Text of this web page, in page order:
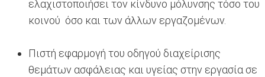
ελαχιστοποιήσει τον κίνδυνο μόλυνσης τόσο του
κοινού όσο και των άλλων εργαζομένων.
Πιστή εφαρμογή του οδηγού διαχείρισης
θεμάτων ασφάλειας και υγείας στην εργασία σε